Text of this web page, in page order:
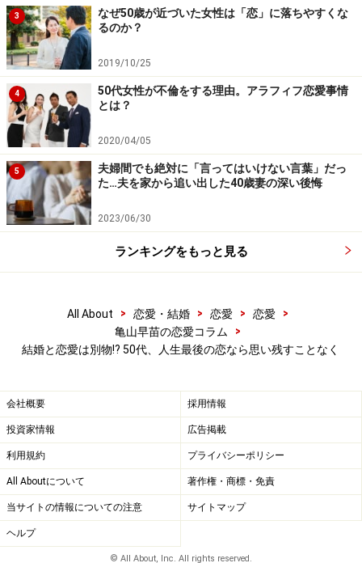
るだろう。だが、恋は人を子どもにするし、愚かにもす
る。路上ではしゃいでキスするなんてバカげたことは、
むしろ「大人」でないとできないのかもしれない。
「無謀なことができる自分に酔っていたのかなあ。でも
それが楽しくて、そこから彼とはときどき食事をしたり
していました。もっと深い関係になるつもりはなかった
んです。でもクラス会から半年後くらいかなあ、彼が出
張で2週間ほど海外に行っていたことがあって。その
間、とても寂しかったし、あまり治安のよくない場所だ
この世からいなくなるという経験もしている。会いたい
人には会っておかないと、次はないかもしれないと思う
ようになるのだ。
「彼が帰国して連絡をくれたとき、本当にほっとしまし
た。同じことを考えていたんでしょうか、次に会ったと
き、彼がホテルを予約していてくれたんです。でも50歳
を迎えたとき、やっぱり別れたほうがいいのかと揺れま
した。“いい年して”という言葉が頭から離れなかった。
彼にそう言ったら、“いい年だからしたいことをしよう
よ”って。それもそうねと答えました」
3
なぜ50歳が近づいた女性は「恋」に落ちやすくな
るのか？
2019/10/25
4
50代女性が不倫をする理由。アラフィフ恋愛事情
とは？
2020/04/05
5
夫婦間でも絶対に「言ってはいけない言葉」だっ
た…夫を家から追い出した40歳妻の深い後悔
2023/06/30
ランキングをもっと見る
All About > 恋愛・結婚 > 恋愛 > 恋愛
>
亀山早苗の恋愛コラム
>
結婚と恋愛は別物!? 50代、人生最後の恋なら思い残すことなく
会社概要 採用情報
投資家情報 広告掲載
利用規約 プライバシーポリシー
All Aboutについて 著作権・商標・免責
当サイトの情報についての注意 サイトマップ
ヘルプ
© All About, Inc. All rights reserved.